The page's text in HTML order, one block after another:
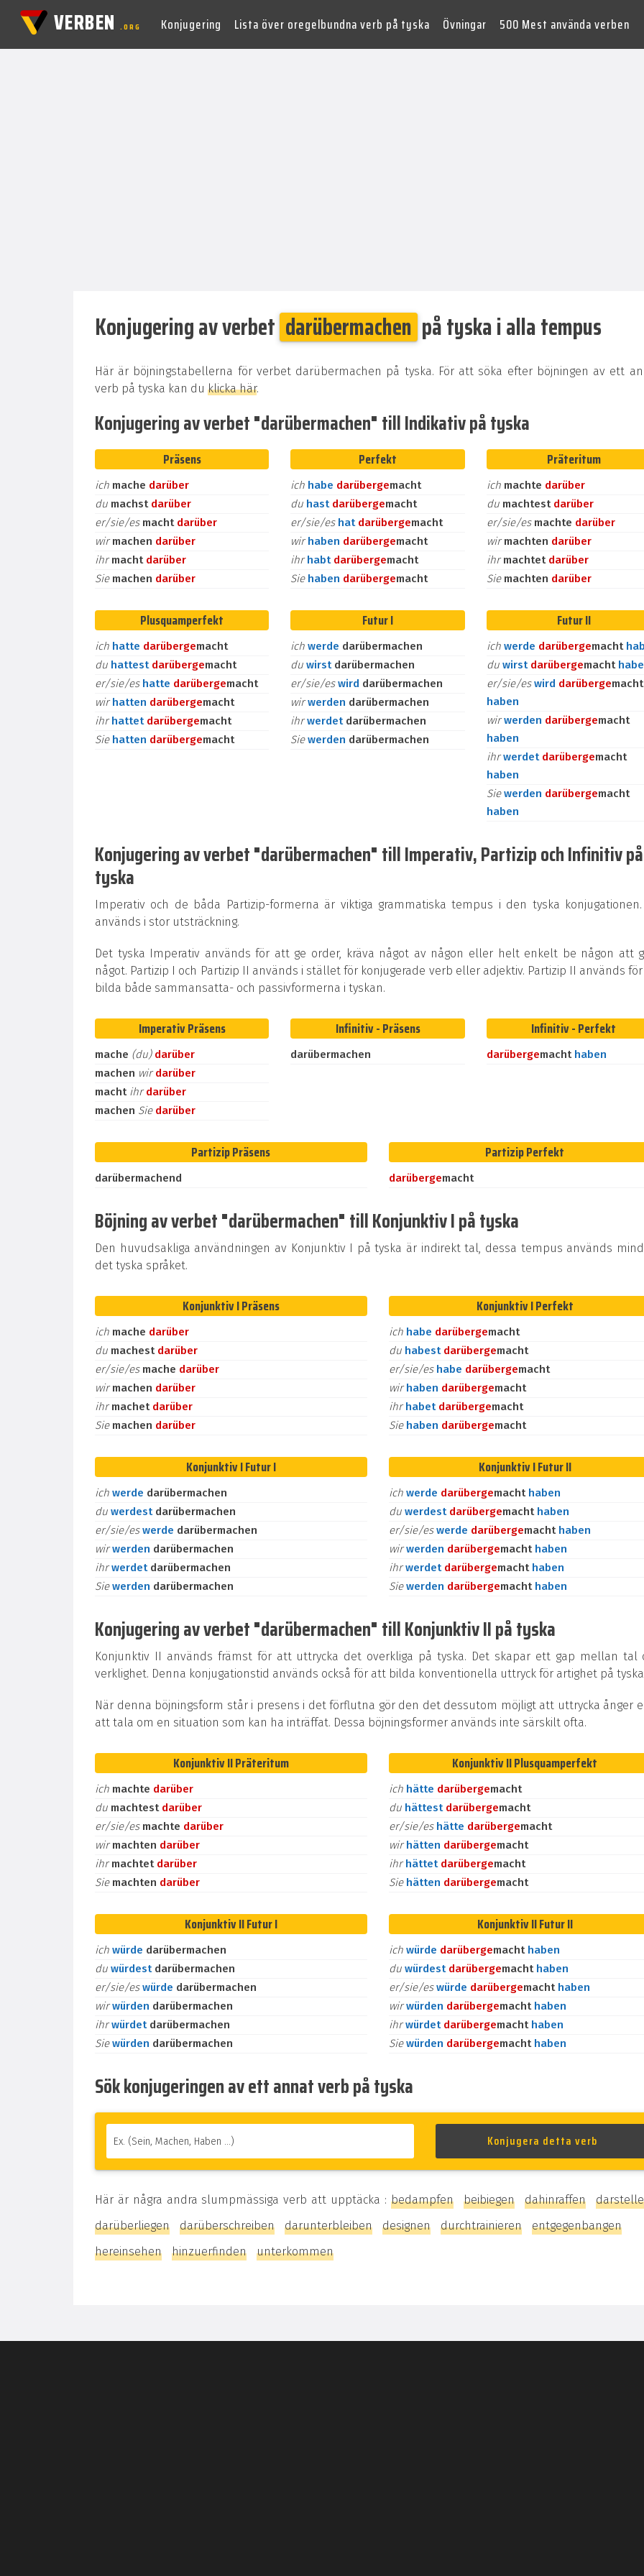
VERBEN.ORG Konjugering Lista över oregelbundna verb på tyska Övningar 500 Mest använda verben
Konjugering av verbet darübermachen på tyska i alla tempus
Här är böjningstabellerna för verbet darübermachen på tyska. För att söka efter böjningen av ett
verb på tyska kan du klicka här.
Konjugering av verbet "darübermachen" till Indikativ på tyska
Präsens
ich mache darüber
du machst darüber
er/sie/es macht darüber
wirmachen darüber
ihrmacht darüber
Sie machen darüber
Perfekt
ich habe darübergemacht
du hast darübergemacht
er/sie/es hat darübergemacht
wirhaben darübergemacht
ihrhabt darübergemacht
Sie haben darübergemacht
Präteritum
ich machte darüber
du machtest darüber
er/sie/es machte darüber
wirmachten darüber
ihrmachtet darüber
Sie machten darüber
Plusquamperfekt
ich hatte darübergemacht
du hattest darübergemacht
er/sie/es hatte darübergemacht
wirhatten darübergemacht
ihrhattet darübergemacht
Sie hatten darübergemacht
Futur I
ichwerde darübermachen
duwirst darübermachen
er/sie/eswird darübermachen
wirwerden darübermachen
ihrwerdet darübermachen
Siewerden darübermachen
Futur II
ich werde darübergemacht
du wirst darübergemacht
er/sie/eswird darübergemacht
haben
wirwerden darübergemacht
haben
ihrwerdet darübergemacht
haben
Siewerden darübergemacht
haben
Konjugering av verbet "darübermachen" till Imperativ, Partizip och Infinitiv på
tyska
Imperativ och de båda Partizip-formerna är viktiga grammatiska tempus i den tyska konjugationen.
används i stor utsträckning.
Det tyska Imperativ används för att ge order, kräva något av någon eller helt enkelt be någon att
något. Partizip I och Partizip II används i stället för konjugerade verb eller adjektiv. Partizip II används
bilda både sammansatta- och passivformerna i tyskan.
Imperativ Präsens
mache (du) darüber
machen wirdarüber
macht ihrdarüber
machen Sie darüber
Infinitiv - Präsens
darübermachen
Infinitiv - Perfekt
darübergemacht haben
Partizip Präsens
darübermachend
Partizip Perfekt
darübergemacht
Böjning av verbet "darübermachen" till Konjunktiv I på tyska
Den huvudsakliga användningen av Konjunktiv I på tyska är indirekt tal, dessa tempus används
det tyska språket.
Konjunktiv I Präsens
ich mache darüber
du machest darüber
er/sie/es mache darüber
wirmachen darüber
ihrmachet darüber
Sie machen darüber
Konjunktiv I Perfekt
ich habe darübergemacht
du habest darübergemacht
er/sie/es habe darübergemacht
wirhaben darübergemacht
ihrhabet darübergemacht
Sie haben darübergemacht
Konjunktiv I Futur I
ich werde darübermachen
du werdest darübermachen
er/sie/eswerde darübermachen
wirwerden darübermachen
ihrwerdet darübermachen
Siewerden darübermachen
Konjunktiv I Futur II
ich werde darübergemacht haben
du werdest darübergemacht haben
er/sie/eswerde darübergemacht haben
wirwerden darübergemacht haben
ihrwerdet darübergemacht haben
Siewerden darübergemacht haben
Konjugering av verbet "darübermachen" till Konjunktiv II på tyska
Konjunktiv II används främst för att uttrycka det overkliga på tyska. Det skapar ett gap mellan tal
verklighet. Denna konjugationstid används också för att bilda konventionella uttryck för artighet på
När denna böjningsform står i presens i det förflutna gör den det dessutom möjligt att uttrycka ånger
att tala om en situation som kan ha inträffat. Dessa böjningsformer används inte särskilt ofta.
Konjunktiv II Präteritum
ich machte darüber
du machtest darüber
er/sie/es machte darüber
wirmachten darüber
ihrmachtet darüber
Sie machten darüber
Konjunktiv II Plusquamperfekt
ich hätte darübergemacht
du hättest darübergemacht
er/sie/es hätte darübergemacht
wirhätten darübergemacht
ihrhättet darübergemacht
Sie hätten darübergemacht
Konjunktiv II Futur I
ich würde darübermachen
du würdest darübermachen
er/sie/eswürde darübermachen
wirwürden darübermachen
ihrwürdet darübermachen
Siewürden darübermachen
Konjunktiv II Futur II
ich würde darübergemacht haben
du würdest darübergemacht haben
er/sie/eswürde darübergemacht haben
wirwürden darübergemacht haben
ihrwürdet darübergemacht haben
Siewürden darübergemacht haben
Sök konjugeringen av ett annat verb på tyska
Här är några andra slumpmässiga verb att upptäcka : bedampfen beibiegen dahinraffen
darüberliegen
darüberschreiben darunterbleiben designen durchtrainieren
entgegenbangen
hereinsehen
hinzuerfinden unterkommen